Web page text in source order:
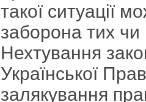
такої ситуації
заборона тих чи
Нехтування
Української
залякування